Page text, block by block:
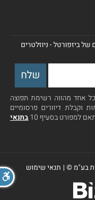
ביזפורטל - ניוזלטרים
אחד מהווה רשימת תפוצה
וקבלת דיוורים פרסומיים
למפורט בסעיף 10
בתנאי
בע"מ ©| תנאי שימוש